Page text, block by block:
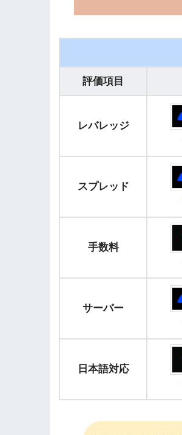
評価項目
レバレッジ
スプレッド
手数料
サーバー
日本語対応